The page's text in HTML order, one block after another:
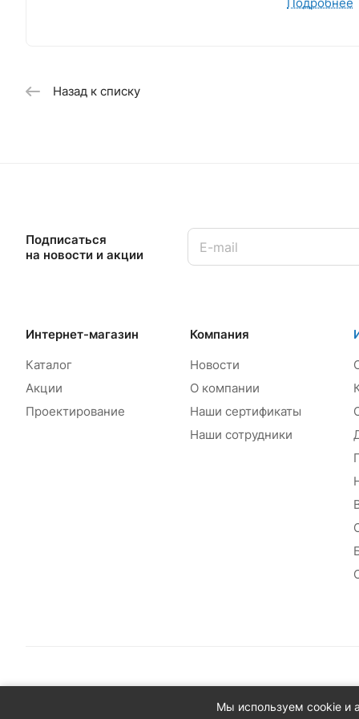
Назад к списку
Подписаться
на новости и акции
Интернет-магазин
Каталог
Акции
Проектирование
Компания
Новости
О компании
Наши сертификаты
Наши сотрудники
© 2026 Сантехплюс: Интернет-магазин отопления,
Юридический адрес: 390023, г. Рязань, проезд
Мы используем cookie и